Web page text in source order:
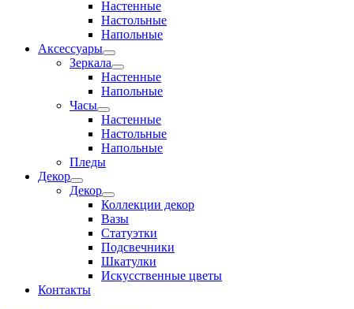
Настенные
Настольные
Напольные
Аксессуары
Зеркала
Настенные
Напольные
Часы
Настенные
Настольные
Напольные
Пледы
Декор
Декор
Коллекции декор
Вазы
Статуэтки
Подсвечники
Шкатулки
Искусственные цветы
Контакты